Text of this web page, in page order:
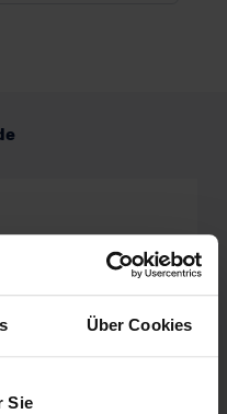
Über Cookies
Sie
Vertragshändler vor Ort